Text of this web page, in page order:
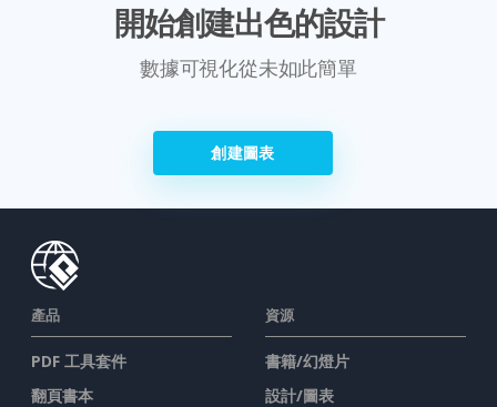
開始創建出色的設計
數據可視化從未如此簡單
創建圖表
產品
PDF 工具套件
翻頁書本
資源
書籍/幻燈片
設計/圖表